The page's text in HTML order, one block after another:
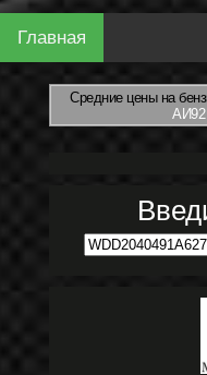
Главная
Средние цены на
АИ92